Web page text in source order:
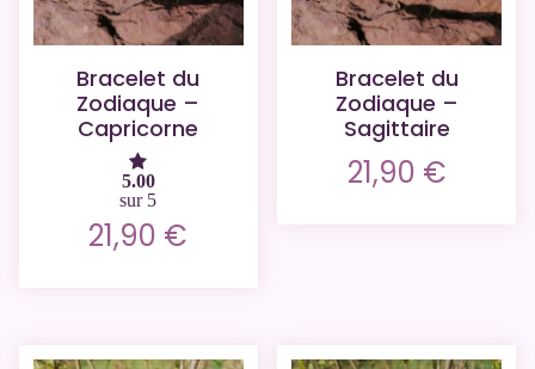
Bracelet du
Zodiaque –
Capricorne
5.00
sur 5
21,90 €
Bracelet du
Zodiaque –
Sagittaire
21,90 €